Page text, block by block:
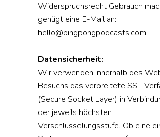
Widerspruchsrecht Gebrauch
genügt eine E-Mail an:
hello@pingpongpodcasts.com
Datensicherheit:
Wir verwenden innerhalb des
Besuchs das verbreitete SSL-
(Secure Socket Layer) in
der jeweils höchsten
Verschlüsselungsstufe. Ob eine